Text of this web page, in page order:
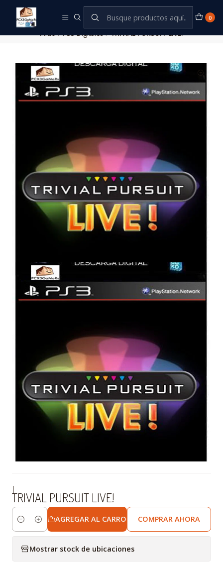
0
Inicio PS3 Digitales TRIVIAL PURSUIT LIVE!
|
TRIVIAL PURSUIT LIVE!
Cantidad
AGREGAR AL CARRO COMPRAR AHORA
Mostrar stock de ubicaciones